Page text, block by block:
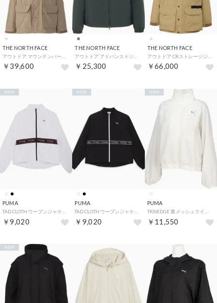
THE NORTH FACE
￥39,600
THE NORTH FACE
￥25,300
THE NORTH FACE
￥66,000
PUMA
￥9,020
NEW
PUMA
￥9,020
NEW
PUMA
￥11,550
NEW
NEW